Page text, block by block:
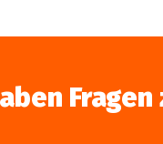
Fragen